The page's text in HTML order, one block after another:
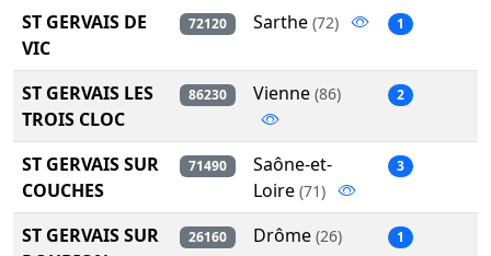
ST GERVAIS DE
VIC
72120 Sarthe (72) 1
ST GERVAIS LES
TROIS CLOC
86230 Vienne (86) 2
ST GERVAIS SUR
COUCHES
71490
Saône-et-
Loire (71)
3
ST GERVAIS SUR
26160 Drôme (26) 1